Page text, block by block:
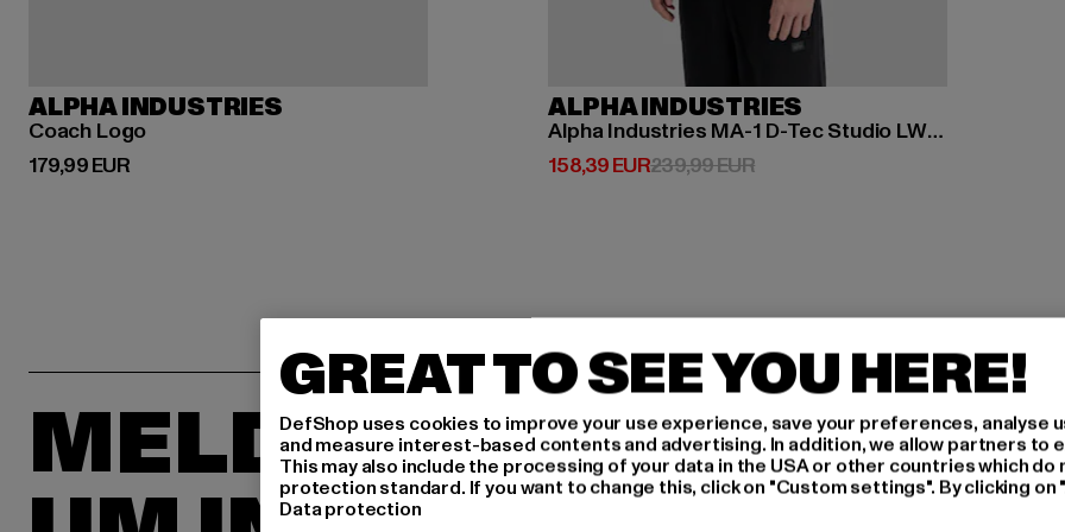
ALPHA INDUSTRIES
Coach Logo
179,99 EUR
Derzeitiger Preis: 179,99 EUR
ALPHA INDUSTRIES
Alpha Industries MA-1 D-Tec Studio LW Bomberjacken
158,39 EUR
Derzeitiger Preis: 158,39 EUR
239,99 EURAktionspreis: 239,99 EUR
MELDE DICH AN,
GREAT TO SEE YOU HERE!
DefShop uses cookies to improve your use experience, save your preferences, analyse
and measure interest-based contents and advertising. In addition, we allow partners to
This may also include the processing of your data in the USA or other countries which do
protection standard. If you want to change this, click on "Custom settings". By clicking
Data protection